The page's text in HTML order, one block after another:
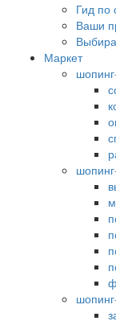
Гид по
Ваши
Маркет